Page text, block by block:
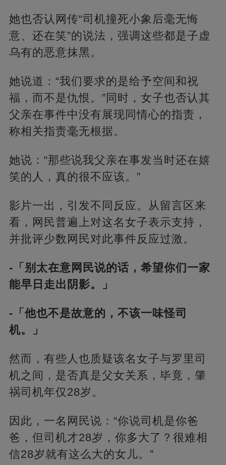
她也否认网传“司机撞死小象后毫无悔
意、还在笑”的说法，强调这些都是子虚
乌有的恶意抹黑。
她说道：“我们要求的是给予空间和祝
福，而不是仇恨。”同时，女子也否认其
父亲在事件中没有展现同情心的指责，
称相关指责毫无根据。
她说：“那些说我父亲在事发当时还在嬉
笑的人，真的很不应该。”
影片一出，引发不同反应。从留言区来
看，网民普遍上对这名女子表示支持，
并批评少数网民对此事件反应过激。
-「别太在意网民说的话，希望你们一家
能早日走出阴影。」
-「他也不是故意的，不该一味怪司
机。」
然而，有些人也质疑该名女子与罗里司
机之间，是否真是父女关系，毕竟，肇
祸司机年仅28岁。
因此，一名网民说：“你说司机是你爸
爸，但司机才28岁，你多大了？很难相
信28岁就有这么大的女儿。”